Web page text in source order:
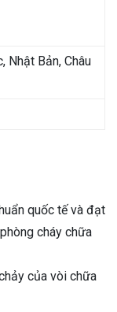
Nhật Bản, Châu
quốc tế và đạt
cháy chữa
của vòi chữa